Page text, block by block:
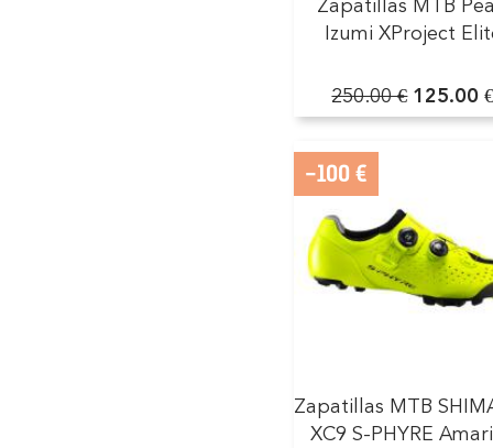
Zapatillas MTB
Izumi XProject
250.00 €125.00
Zapatillas MTB
XC9 S-PHYRE
-100 €